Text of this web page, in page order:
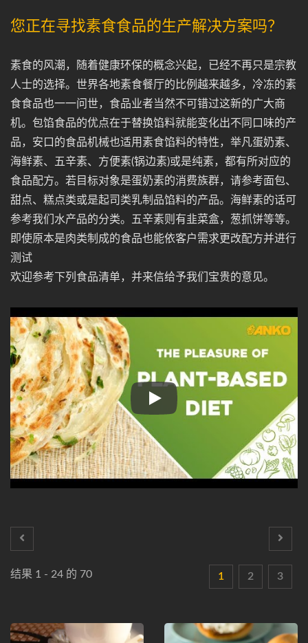
您正在寻找素食食品的生产解决方案吗？
素食的风潮，随着健康环保的概念兴起，已经不再只是宗教
人士的选择。世界各地素食餐厅的比例越来越多，冷冻的素
食食品也一一问世，食品业者当然不可错过这新的广大商
机。包馅食品的优点在于替换馅料就能变化出不同口味的产
品，安口的食品机械也适用素食馅料的特性，举凡蛋奶素、
海鲜素、五辛素、方便素(锅边素)或是纯素，都有所对应的
食品配方。若目标对象是蛋奶素的消费族群，请参考面包、
甜点、糕点类或是起司类乳制品馅料的产品。海鲜素的话可
参考我们水产品的分类。五辛素则有韭菜盒，葱抓饼等等。
即使原本是肉类制成的食品也能依客户需求更改配方并进行
测试
欢迎参考下列食品清单，并来信给予我们宝贵的意见。
素食食品
结果 1 - 24 的 70 1 2 3